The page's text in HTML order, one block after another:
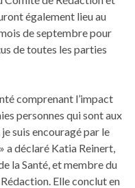
également lieu au
de septembre pour
de toutes les parties
comprenant l’impact
personnes qui sont aux
suis encouragé par le
a déclaré Katia Reinert,
la Santé, et membre du
Elle conclut en